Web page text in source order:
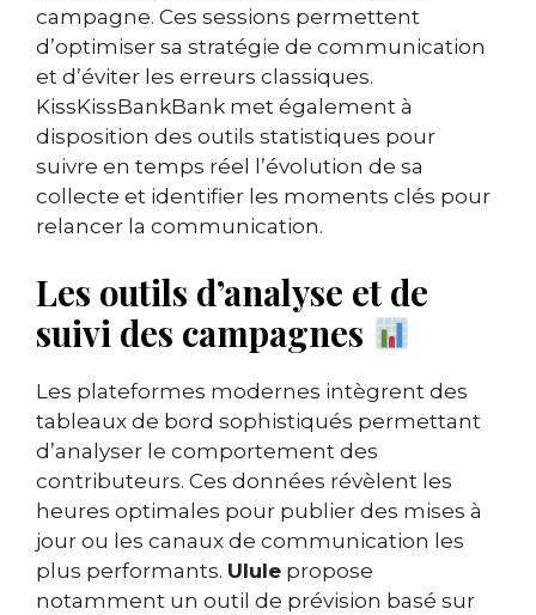
campagne. Ces sessions permettent
d’optimiser sa stratégie de communication
et d’éviter les erreurs classiques.
KissKissBankBank met également à
disposition des outils statistiques pour
suivre en temps réel l’évolution de sa
collecte et identifier les moments clés pour
relancer la communication.
Les outils d’analyse et de
suivi des campagnes
Les plateformes modernes intègrent des
tableaux de bord sophistiqués permettant
d’analyser le comportement des
contributeurs. Ces données révèlent les
heures optimales pour publier des mises à
jour ou les canaux de communication les
plus performants. Ulule propose
notamment un outil de prévision basé sur